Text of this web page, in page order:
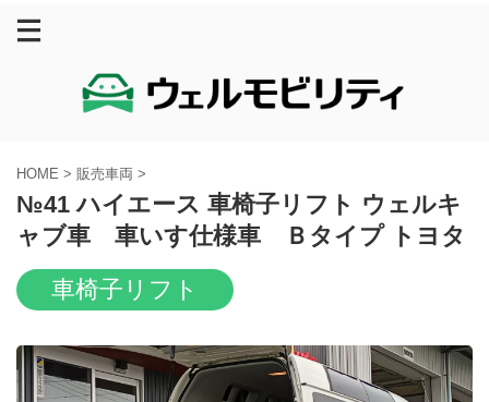
HOME > 販売車両 >
№41 ハイエース 車椅子リフト ウェルキ
ャブ車 車いす仕様車 Ｂタイプ トヨタ
車椅子リフト